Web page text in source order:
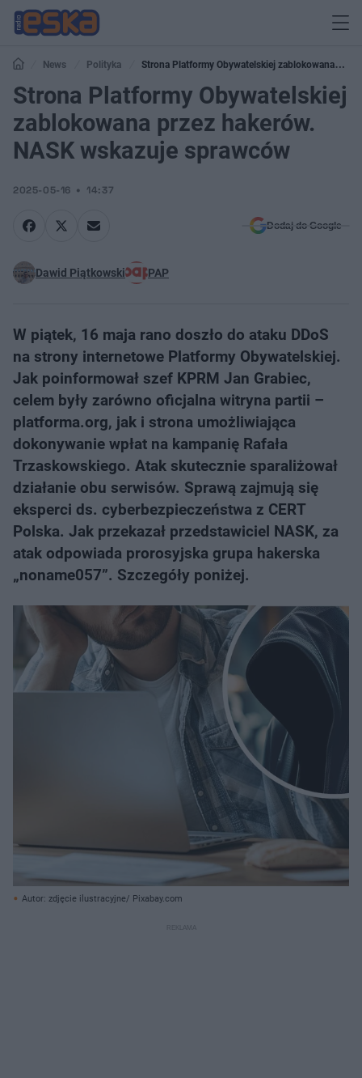
News Polityka
Strona Platformy Obywatelskiej zablokowana
przez hakerów. NASK wskazuje sprawców
Strona Platformy Obywatelskiej
zablokowana przez hakerów.
NASK wskazuje sprawców
2025-05-16 14:37
Dodaj do Google
Dawid Piątkowski PAP
W piątek, 16 maja rano doszło do ataku DDoS
na strony internetowe Platformy Obywatelskiej.
Jak poinformował szef KPRM Jan Grabiec,
celem były zarówno oficjalna witryna partii –
platforma.org, jak i strona umożliwiająca
dokonywanie wpłat na kampanię Rafała
Trzaskowskiego. Atak skutecznie sparaliżował
działanie obu serwisów. Sprawą zajmują się
eksperci ds. cyberbezpieczeństwa z CERT
Polska. Jak przekazał przedstawiciel NASK, za
atak odpowiada prorosyjska grupa hakerska
„noname057”. Szczegóły poniżej.
Autor: zdjęcie ilustracyjne/ Pixabay.com